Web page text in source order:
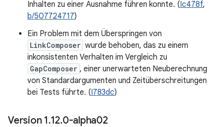
Inhalten zu einer Ausnahme führen konnte. (Ic478f,
b/507724717)
Ein Problem mit dem Überspringen von
LinkComposer wurde behoben, das zu einem
inkonsistenten Verhalten im Vergleich zu
GapComposer , einer unerwarteten Neuberechnung
von Standardargumenten und Zeitüberschreitungen
bei Tests führte. (I783dc)
Version 1.12.0-alpha02